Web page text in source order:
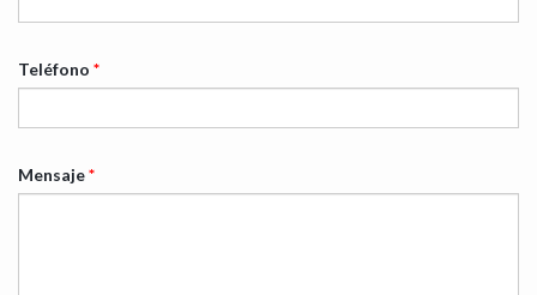
Teléfono *
Mensaje*